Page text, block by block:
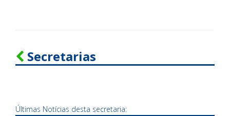
Secretarias
Últimas Notícias desta secretaria: